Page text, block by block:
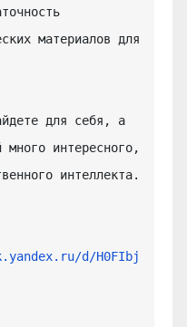
материалов для
для себя, а
интересного,
интеллекта.
d/H0FIbj